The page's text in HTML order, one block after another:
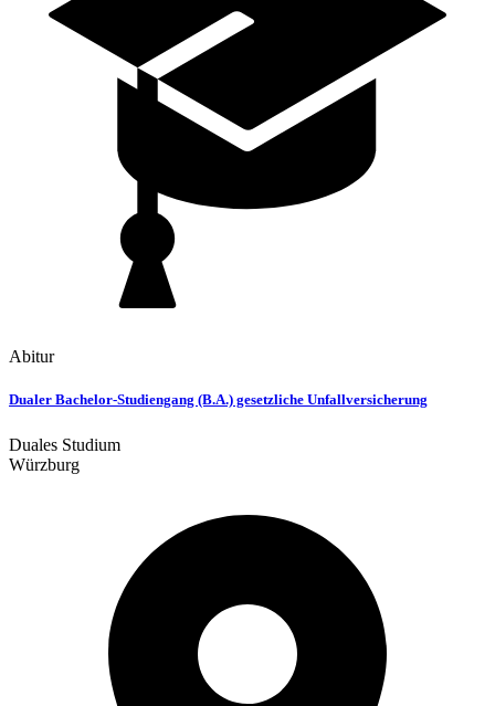
Abitur
Dualer Bachelor-Studiengang (B.A.) gesetzliche Unfallversicherung
Duales Studium
Würzburg